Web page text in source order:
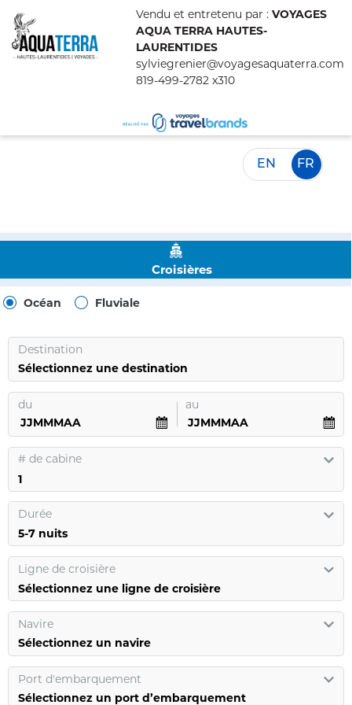
Vendu et entretenu par : VOYAGES
AQUA TERRA HAUTES-
LAURENTIDES
sylviegrenier@voyagesaquaterra.com
819-499-2782 x310
EN FR
Croisières
Océan Fluviale
Destination
Sélectionnez une destination
du au
# de cabine
Durée
Ligne de croisière
Sélectionnez une ligne de croisière
Navire
Sélectionnez un navire
Port d'embarquement
Sélectionnez un port d’embarquement